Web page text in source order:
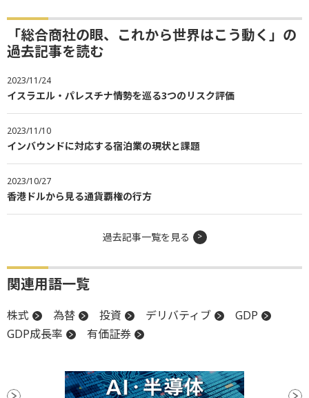
「総合商社の眼、これから世界はこう動く」の
過去記事を読む
2023/11/24
イスラエル・パレスチナ情勢を巡る3つのリスク評価
2023/11/10
インバウンドに対応する宿泊業の現状と課題
2023/10/27
香港ドルから見る通貨覇権の行方
過去記事一覧を見る
関連用語一覧
株式 為替 投資 デリバティブ
GDP
GDP成長率
有価証券